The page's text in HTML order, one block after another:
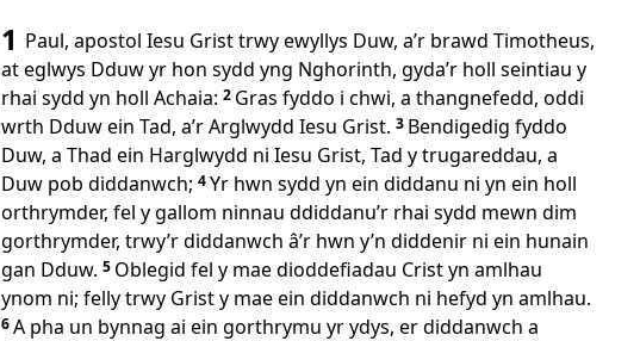
1 Paul, apostol Iesu Grist trwy ewyllys Duw, a’r brawd Timotheus,
at eglwys Dduw yr hon sydd yng Nghorinth, gyda’r holl seintiau y
rhai sydd yn holl Achaia: 2 Gras fyddo i chwi, a thangnefedd, oddi
wrth Dduw ein Tad, a’r Arglwydd Iesu Grist. 3 Bendigedig fyddo
Duw, a Thad ein Harglwydd ni Iesu Grist, Tad y trugareddau, a
Duw pob diddanwch; 4Yr hwn sydd yn ein diddanu ni yn ein holl
orthrymder, fel y gallom ninnau ddiddanu’r rhai sydd mewn dim
gorthrymder, trwy’r diddanwch â’r hwn y’n diddenir ni ein hunain
gan Dduw. 5 Oblegid fel y mae dioddefiadau Crist yn amlhau
ynom ni; felly trwy Grist y mae ein diddanwch ni hefyd yn amlhau.
6A pha un bynnag ai ein gorthrymu yr ydys, er diddanwch a